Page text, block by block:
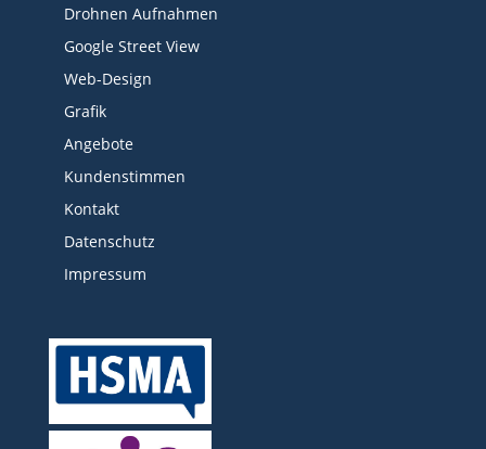
Drohnen Aufnahmen
Google Street View
Web-Design
Grafik
Angebote
Kundenstimmen
Kontakt
Datenschutz
Impressum